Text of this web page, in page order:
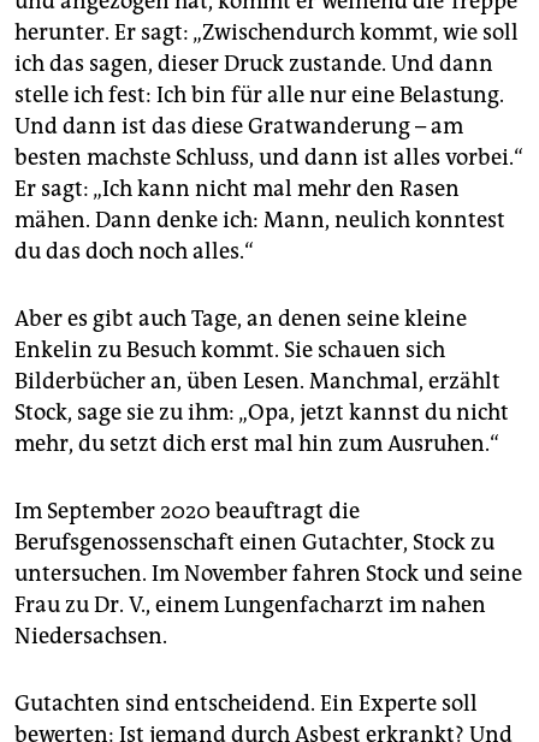
herunter. Er sagt: „Zwischendurch kommt, wie soll
ich das sagen, dieser Druck zustande. Und dann
stelle ich fest: Ich bin für alle nur eine Belastung.
Und dann ist das diese Gratwanderung – am
besten machste Schluss, und dann ist alles vorbei.“
Er sagt: „Ich kann nicht mal mehr den Rasen
mähen. Dann denke ich: Mann, neulich konntest
du das doch noch alles.“
Aber es gibt auch Tage, an denen seine kleine
Enkelin zu Besuch kommt. Sie schauen sich
Bilderbücher an, üben Lesen. Manchmal, erzählt
Stock, sage sie zu ihm: „Opa, jetzt kannst du nicht
mehr, du setzt dich erst mal hin zum Ausruhen.“
Im September 2020 beauftragt die
Berufsgenossenschaft einen Gutachter, Stock zu
untersuchen. Im November fahren Stock und seine
Frau zu Dr. V., einem Lungenfacharzt im nahen
Niedersachsen.
Gutachten sind entscheidend. Ein Experte soll
bewerten: Ist jemand durch Asbest erkrankt? Und